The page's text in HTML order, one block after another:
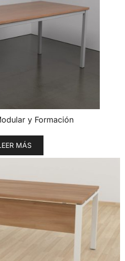
y Formación
MÁS